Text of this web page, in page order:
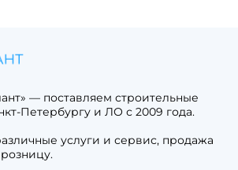
— поставляем строительные
Петербургу и ЛО с 2009 года.
услуги и сервис, продажа